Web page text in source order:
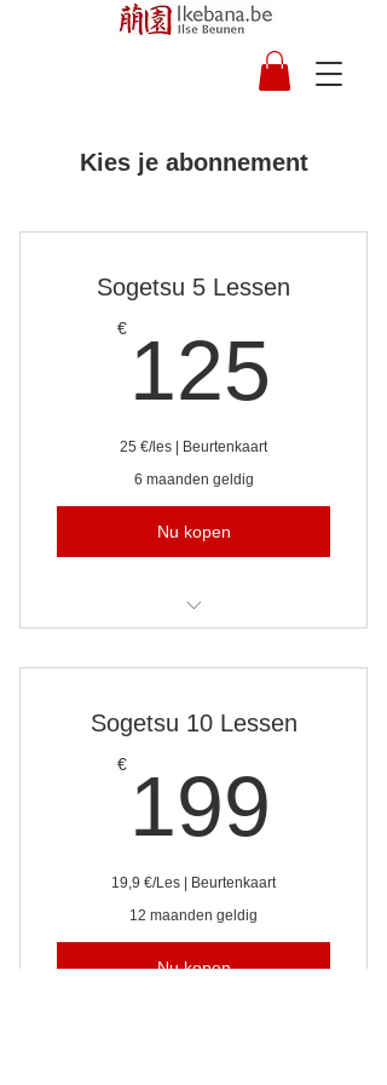
Kies je abonnement
Sogetsu 5 Lessen
€ 125
25 €/les | Beurtenkaart
6 maanden geldig
Nu kopen
Sogetsu 10 Lessen
€ 199
19,9 €/Les | Beurtenkaart
12 maanden geldig
Nu kopen